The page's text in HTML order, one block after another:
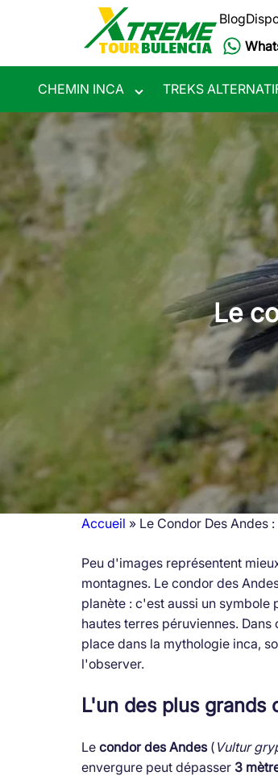
principal
Blog
CHEMIN INCA
Toggle
submenu
TREKS
Le
d'Ariane
Accueil Le Condor Des Andes
Peu d'images représentent
montagnes. Le condor des
planète : c'est aussi un
hautes terres péruviennes.
place dans la mythologie inca,
l'observer.
L'un des plus grands
Le condor des Andes( Vultur
envergure peut dépasser 3